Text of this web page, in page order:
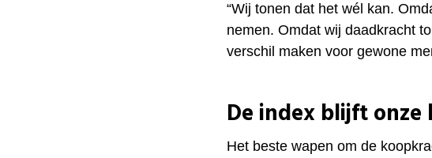
“Wij tonen dat het wél kan.
nemen. Omdat wij daadkracht
verschil maken voor gewone
De index blijft onze
Het beste wapen om de